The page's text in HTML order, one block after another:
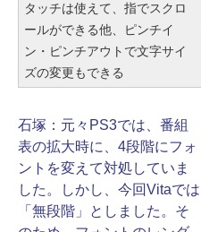
タッチは使えて、指でスクロ
ールができる他、ピンチイ
ン・ピンチアウトで文字サイ
ズの変更もできる
石塚： 元々PS3では、番組
表の拡大時に、4段階にフォ
ントを変えて対処していま
した。しかし、今回Vitaでは
「無段階」としました。そ